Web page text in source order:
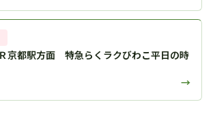
京都駅方面 特急らくラクびわこ平日の時
→